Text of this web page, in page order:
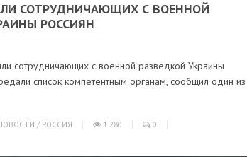
СОТРУДНИЧАЮЩИХ С ВОЕННОЙ
РОССИЯН
сотрудничающих с военной разведкой Украины
список компетентным органам, сообщил один из
/ РОССИЯ 1 280 0